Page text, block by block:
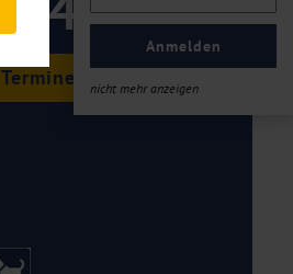
Anmelden
nicht mehr anzeigen
Termine & Preise